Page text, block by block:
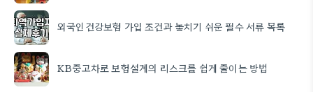
외국인건강보험 가입 조건과 놓치기 쉬운 필수 서류 목록
KB중고차로 보험설계의 리스크를 쉽게 줄이는 방법